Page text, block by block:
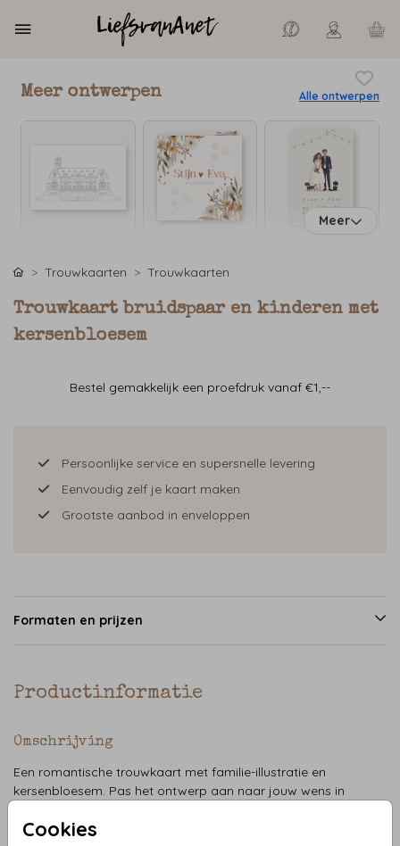
Cookies
Meer ontwerpen Alle ontwerpen
Meer
Trouwkaarten Trouwkaarten
Trouwkaart bruidspaar en kinderen met
kersenbloesem
Bestel gemakkelijk een proefdruk vanaf €1,--
Persoonlijke service en supersnelle levering
Eenvoudig zelf je kaart maken
Grootste aanbod in enveloppen
Formaten en prijzen
Productinformatie
Omschrijving
Een romantische trouwkaart met familie-illustratie en
kersenbloesem. Pas het ontwerp aan naar jouw wens in